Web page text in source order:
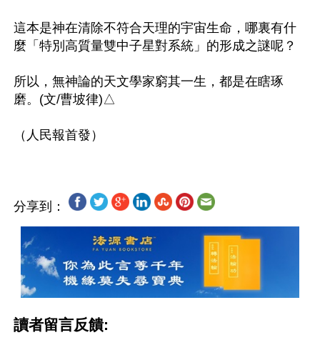
這本是神在清除不符合天理的宇宙生命，哪裏有什
麼「特別高質量雙中子星對系統」的形成之謎呢？
所以，無神論的天文學家窮其一生，都是在瞎琢
磨。(文/曹坡律)△
分享到：
讀者留言反饋: